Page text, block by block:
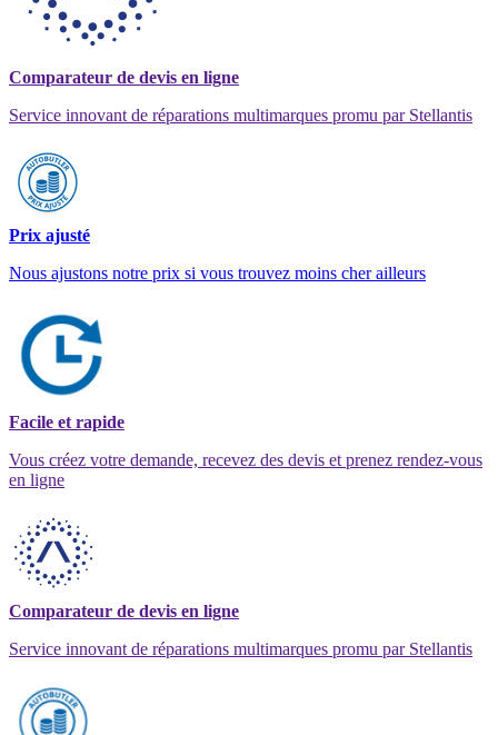
Comparateur de devis en ligne
Service innovant de réparations multimarques promu par Stellantis
Prix ajusté
Nous ajustons notre prix si vous trouvez moins cher ailleurs
Facile et rapide
Vous créez votre demande, recevez des devis et prenez rendez-vous
en ligne
Comparateur de devis en ligne
Service innovant de réparations multimarques promu par Stellantis